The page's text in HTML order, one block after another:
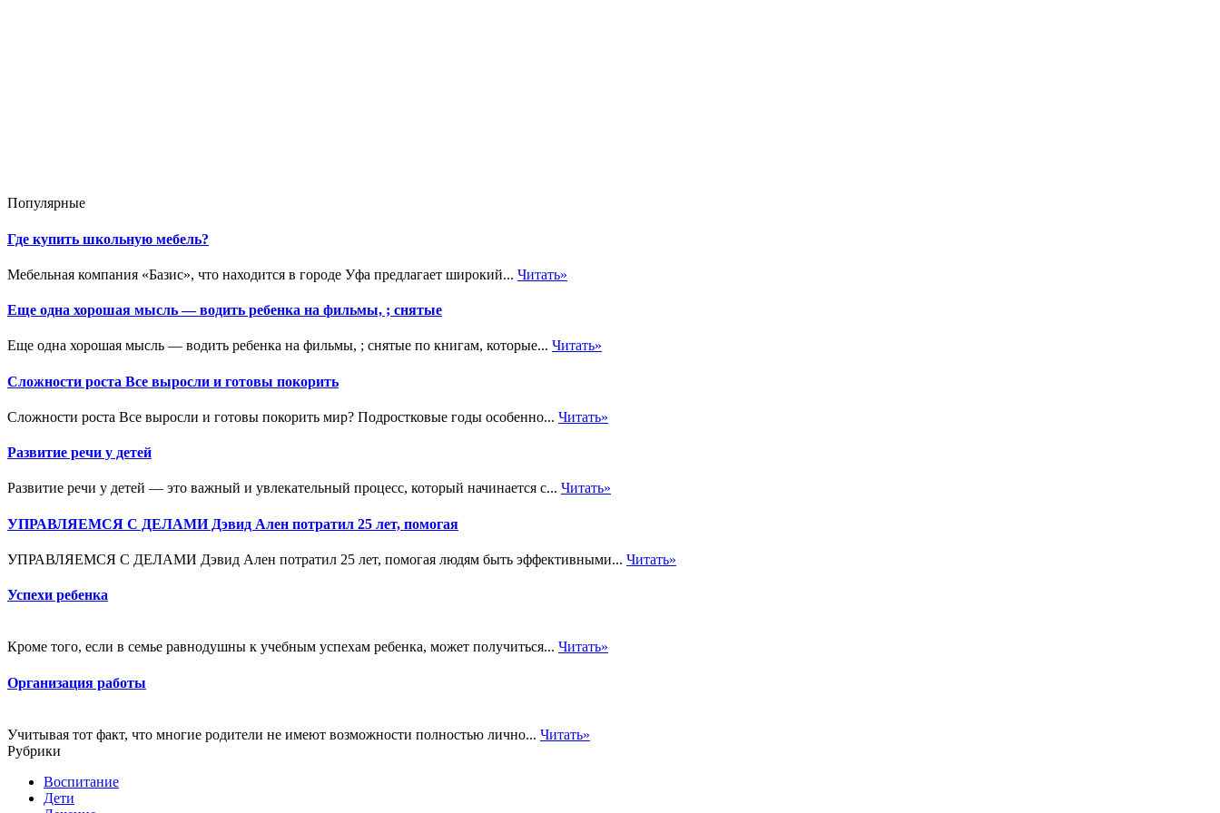
Популярные
Где купить школьную мебель?
Мебельная компания «Базис», что находится в городе Уфа предлагает широкий... Читать»
Еще одна хорошая мысль — водить ребенка на фильмы, ; снятые
Еще одна хорошая мысль — водить ребенка на фильмы, ; снятые по книгам, которые... Читать»
Сложности роста Все выросли и готовы покорить
Сложности роста Все выросли и готовы покорить мир? Подростковые годы особенно... Читать»
Развитие речи у детей
Развитие речи у детей — это важный и увлекательный процесс, который начинается с... Читать»
УПРАВЛЯЕМСЯ С ДЕЛАМИ Дэвид Ален потратил 25 лет, помогая
УПРАВЛЯЕМСЯ С ДЕЛАМИ Дэвид Ален потратил 25 лет, помогая людям быть эффективными... Читать»
Успехи ребенка
Кроме того, если в семье равнодушны к учебным успехам ребенка, может получиться... Читать»
Организация работы
Учитывая тот факт, что многие родители не имеют возможности полностью лично... Читать»
Рубрики
Воспитание
Дети